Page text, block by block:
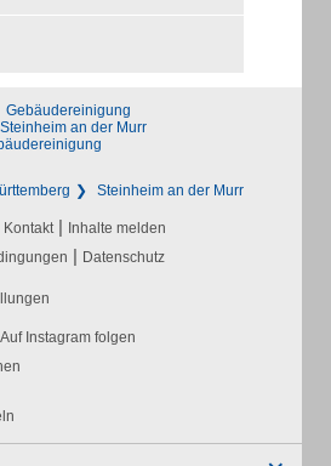
Gebäudereinigung
an der Murr
Steinheim an der Murr
Kontakt | Inhalte melden
| Datenschutz
Auf Instagram folgen